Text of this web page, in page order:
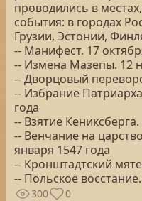
проводились в
события: в городах
Грузии, Эстонии,
-- Манифест. 17
-- Измена Мазепы. 12
-- Дворцовый
-- Избрание
года
-- Взятие
-- Венчание на
января 1547 года
-- Кронштадтский
-- Польское
300 0